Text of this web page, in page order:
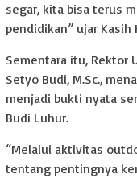
segar, kita bisa terus
pendidikan” ujar Kasih
Sementara itu, Rektor
Setyo Budi, M.Sc.,
menjadi bukti nyata
Budi Luhur.
“Melalui aktivitas
tentang pentingnya